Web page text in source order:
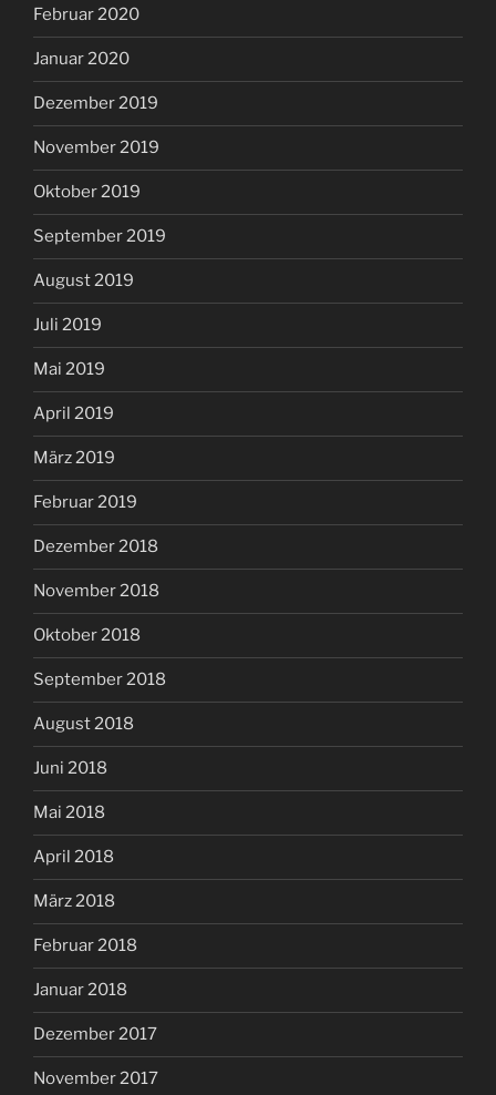
Februar 2020
Januar 2020
Dezember 2019
November 2019
Oktober 2019
September 2019
August 2019
Juli 2019
Mai 2019
April 2019
März 2019
Februar 2019
Dezember 2018
November 2018
Oktober 2018
September 2018
August 2018
Juni 2018
Mai 2018
April 2018
März 2018
Februar 2018
Januar 2018
Dezember 2017
November 2017